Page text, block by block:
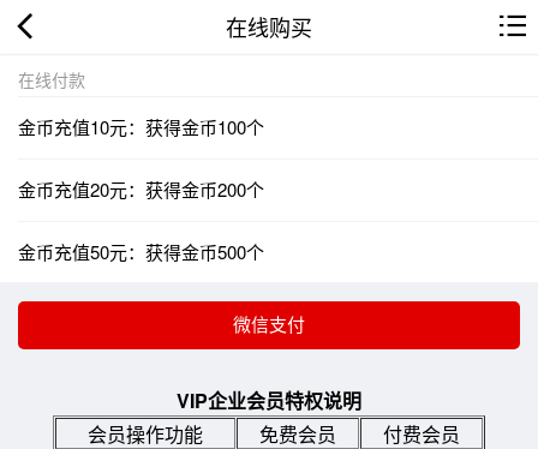
在线购买
在线付款
金币充值10元：获得金币100个
金币充值20元：获得金币200个
金币充值50元：获得金币500个
VIP企业会员特权说明
会员操作功能
免费会员
付费会员